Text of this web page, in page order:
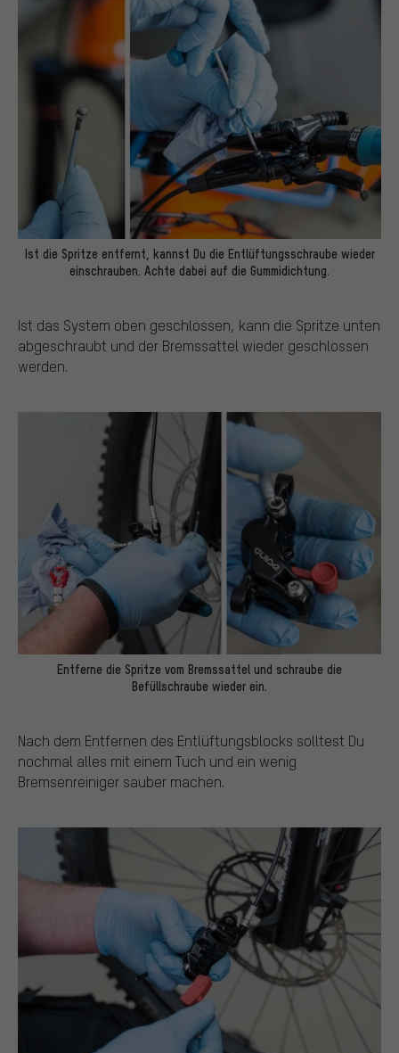
Ist die Spritze entfernt, kannst Du die Entlüftungsschraube wieder
einschrauben. Achte dabei auf die Gummidichtung.
Ist das System oben geschlossen, kann die Spritze unten
abgeschraubt und der Bremssattel wieder geschlossen
werden.
Entferne die Spritze vom Bremssattel und schraube die
Befüllschraube wieder ein.
Nach dem Entfernen des Entlüftungsblocks solltest Du
nochmal alles mit einem Tuch und ein wenig
Bremsenreiniger sauber machen.